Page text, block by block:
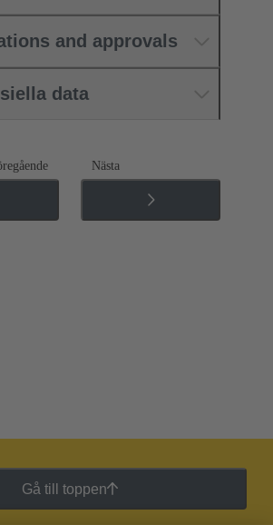
and approvals
data
Nästa
Gå till toppen